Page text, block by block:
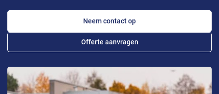
Neem contact op
Offerte aanvragen